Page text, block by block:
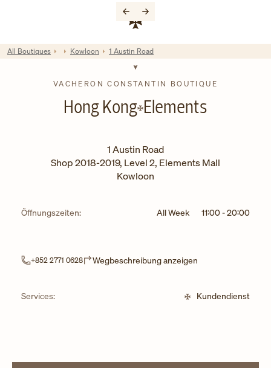
Link zur Unternehmenswebsite
Return to Nav
VACHERON CONSTANTIN BOUTIQUE
Hong Kong Elements
1 Austin Road
Shop 2018-2019, Level 2, Elements Mall
Kowloon
Öffnungszeiten: All Week 11:00-20:00
+852 2771 0628 Wegbeschreibung anzeigen
Services: Kundendienst
All Boutiques Kowloon 1 Austin Road